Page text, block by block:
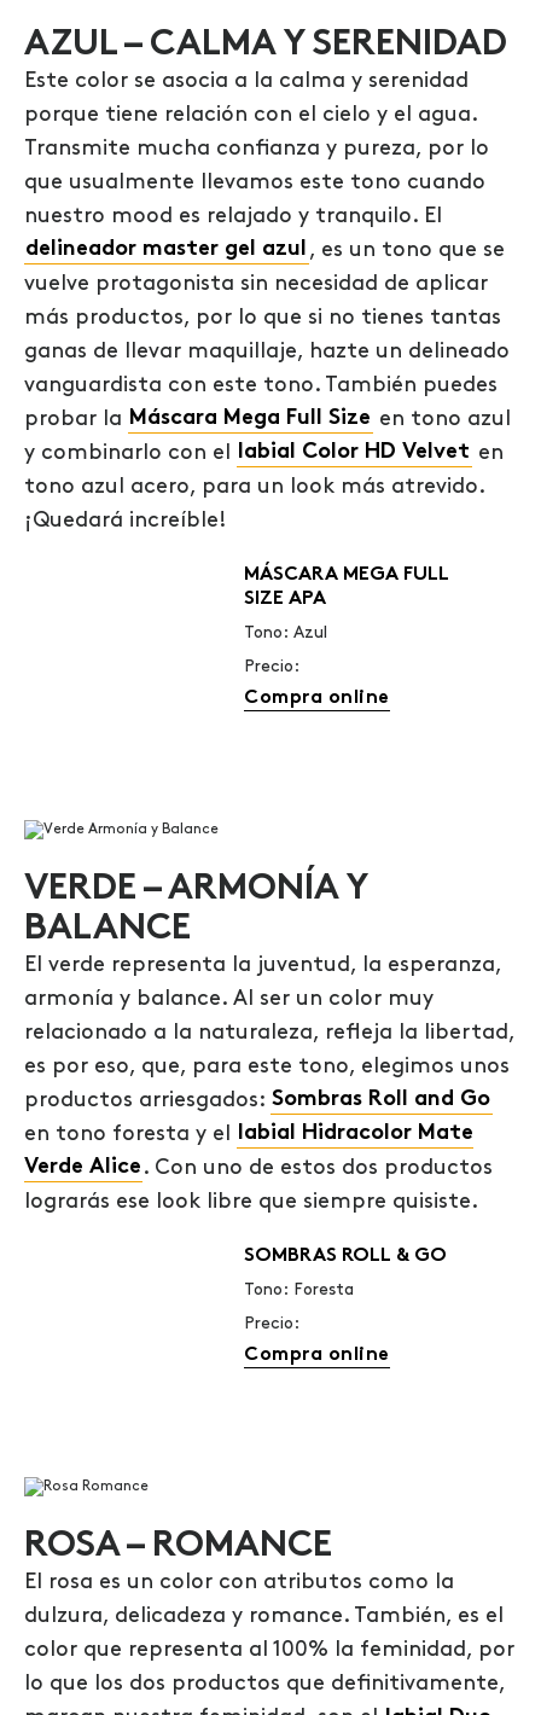
AZUL – CALMA Y SERENIDAD
Este color se asocia a la calma y serenidad
porque tiene relación con el cielo y el agua.
Transmite mucha confianza y pureza, por lo
que usualmente llevamos este tono cuando
nuestro mood es relajado y tranquilo. El
delineador master gel azul , es un tono que se
vuelve protagonista sin necesidad de aplicar
más productos, por lo que si no tienes tantas
ganas de llevar maquillaje, hazte un delineado
vanguardista con este tono. También puedes
probar la Máscara Mega Full Size en tono azul
y combinarlo con el
labial Color HD Velvet en
tono azul acero, para un look más atrevido.
¡Quedará increíble!
MÁSCARA MEGA FULL
SIZE APA
Tono: Azul
Precio:
Compra online
VERDE – ARMONÍA Y
BALANCE
El verde representa la juventud, la esperanza,
armonía y balance. Al ser un color muy
relacionado a la naturaleza, refleja la libertad,
es por eso, que, para este tono, elegimos unos
productos arriesgados: Sombras Roll and Go
en tono foresta y el
labial Hidracolor Mate
Verde Alice . Con uno de estos dos productos
lograrás ese look libre que siempre quisiste.
SOMBRAS ROLL & GO
Tono: Foresta
Precio:
Compra online
ROSA – ROMANCE
El rosa es un color con atributos como la
dulzura, delicadeza y romance. También, es el
color que representa al 100% la feminidad, por
lo que los dos productos que definitivamente,